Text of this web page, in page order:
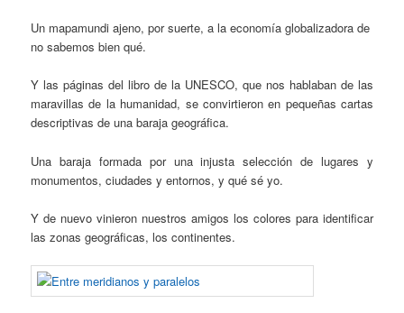
Un mapamundi ajeno, por suerte, a la economía globalizadora de
no sabemos bien qué.
Y las páginas del libro de la UNESCO, que nos hablaban de las
maravillas de la humanidad, se convirtieron en pequeñas cartas
descriptivas de una baraja geográfica.
Una baraja formada por una injusta selección de lugares y
monumentos, ciudades y entornos, y qué sé yo.
Y de nuevo vinieron nuestros amigos los colores para identificar
las zonas geográficas, los continentes.